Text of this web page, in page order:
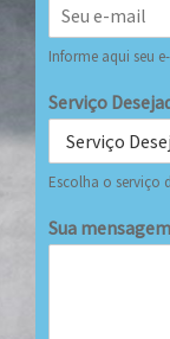
Informe aqui seu
Serviço
Escolha o serviço
Sua mensagem